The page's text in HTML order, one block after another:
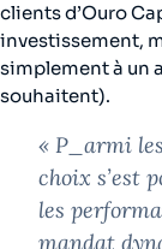
clients d’Ouro
investissement,
simplement à un
souhaitent).
« P_armi
choix s’est
les
mandat